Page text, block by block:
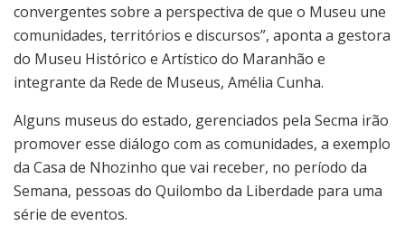
convergentes sobre a perspectiva de que o Museu une
comunidades, territórios e discursos”, aponta a gestora
do Museu Histórico e Artístico do Maranhão e
integrante da Rede de Museus, Amélia Cunha.
Alguns museus do estado, gerenciados pela Secma irão
promover esse diálogo com as comunidades, a exemplo
da Casa de Nhozinho que vai receber, no período da
Semana, pessoas do Quilombo da Liberdade para uma
série de eventos.